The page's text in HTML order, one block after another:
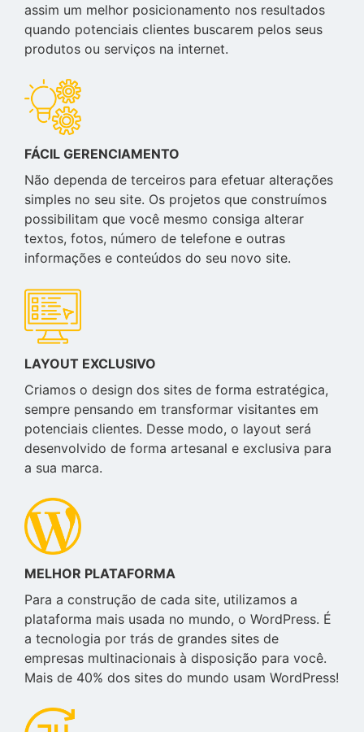
assim um melhor posicionamento nos resultados
quando potenciais clientes buscarem pelos seus
produtos ou serviços na internet.
FÁCIL GERENCIAMENTO
Não dependa de terceiros para efetuar alterações
simples no seu site. Os projetos que construímos
possibilitam que você mesmo consiga alterar
textos, fotos, número de telefone e outras
informações e conteúdos do seu novo site.
LAYOUT EXCLUSIVO
Criamos o design dos sites de forma estratégica,
sempre pensando em transformar visitantes em
potenciais clientes. Desse modo, o layout será
desenvolvido de forma artesanal e exclusiva para
a sua marca.
MELHOR PLATAFORMA
Para a construção de cada site, utilizamos a
plataforma mais usada no mundo, o WordPress. É
a tecnologia por trás de grandes sites de
empresas multinacionais à disposição para você.
Mais de 40% dos sites do mundo usam WordPress!